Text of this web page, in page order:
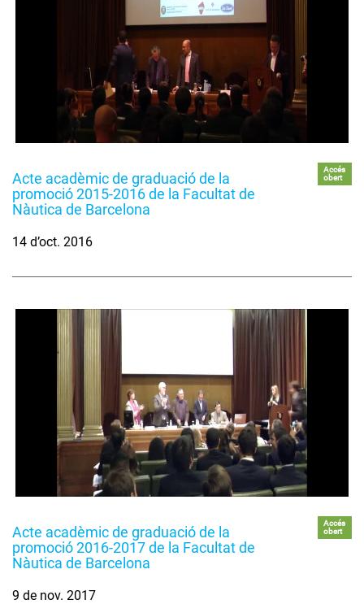
Acte acadèmic de graduació de la
promoció 2015-2016 de la Facultat de
Nàutica de Barcelona
Accés
obert
14 d’oct. 2016
Acte acadèmic de graduació de la
promoció 2016-2017 de la Facultat de
Nàutica de Barcelona
Accés
obert
9 de nov. 2017